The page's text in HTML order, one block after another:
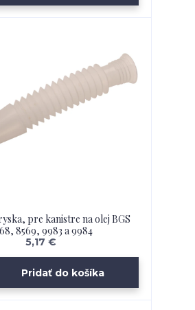
pre kanistre na olej BGS
8569, 9983 a 9984
5,17 €
Pridať do košíka